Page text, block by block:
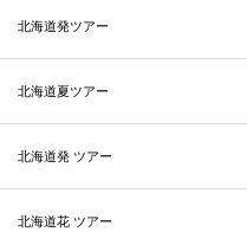
北海道発ツアー
北海道夏ツアー
北海道発 ツアー
北海道花 ツアー